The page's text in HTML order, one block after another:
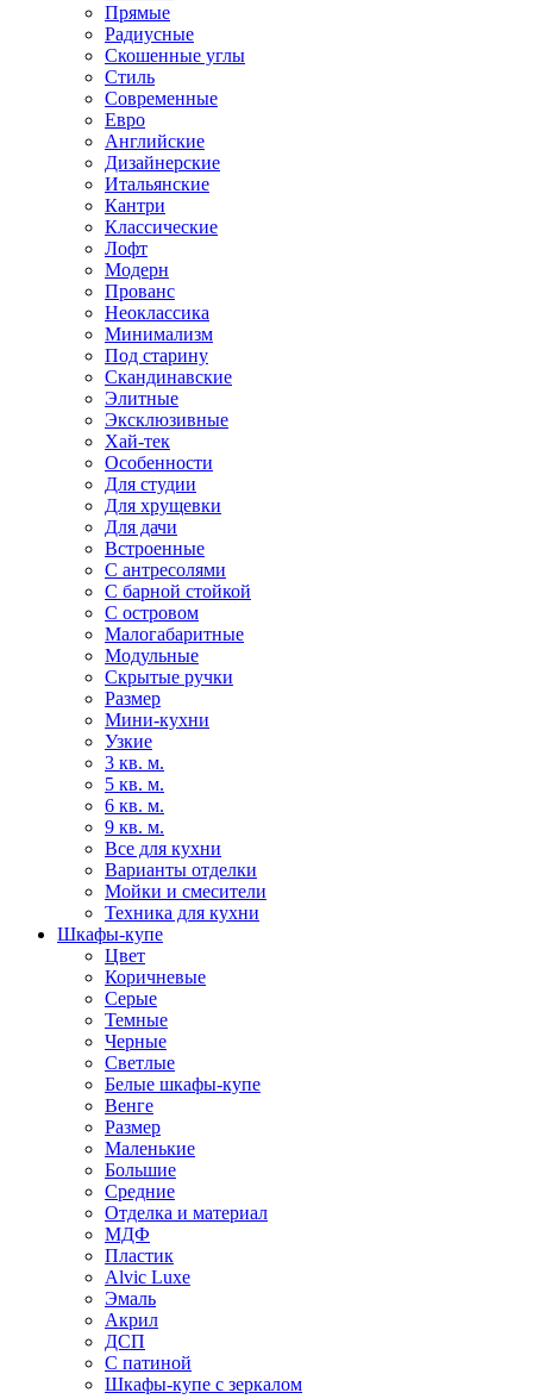
Прямые
Радиусные
Скошенные углы
Стиль
Современные
Евро
Английские
Дизайнерские
Итальянские
Кантри
Классические
Лофт
Модерн
Прованс
Неоклассика
Минимализм
Под старину
Скандинавские
Элитные
Эксклюзивные
Хай-тек
Особенности
Для студии
Для хрущевки
Для дачи
Встроенные
С антресолями
С барной стойкой
С островом
Малогабаритные
Модульные
Скрытые ручки
Размер
Мини-кухни
Узкие
3 кв. м.
5 кв. м.
6 кв. м.
9 кв. м.
Все для кухни
Варианты отделки
Мойки и смесители
Техника для кухни
Шкафы-купе
Цвет
Коричневые
Серые
Темные
Черные
Светлые
Белые шкафы-купе
Венге
Размер
Маленькие
Большие
Средние
Отделка и материал
МДФ
Пластик
Alvic Luxe
Эмаль
Акрил
ДСП
С патиной
Шкафы-купе с зеркалом